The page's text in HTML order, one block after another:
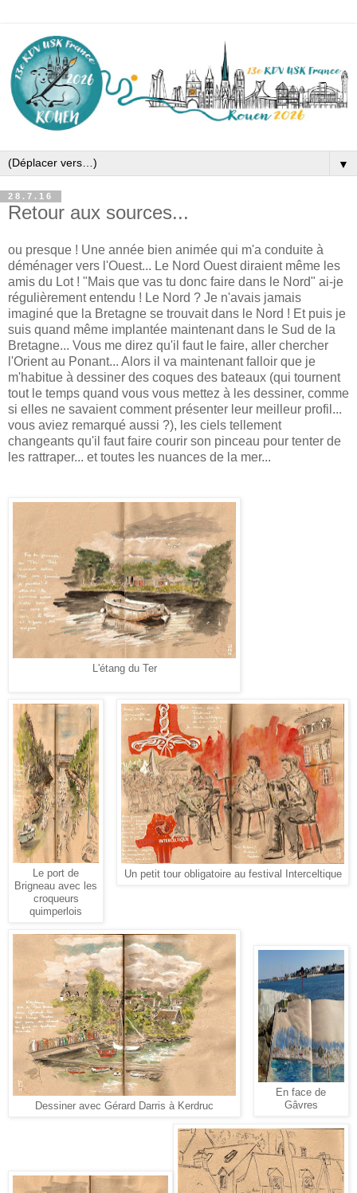
▼
28.7.16
Retour aux sources...
ou presque ! Une année bien animée qui m'a conduite à
déménager vers l'Ouest... Le Nord Ouest diraient même les
amis du Lot ! "Mais que vas tu donc faire dans le Nord" ai-je
régulièrement entendu ! Le Nord ? Je n'avais jamais
imaginé que la Bretagne se trouvait dans le Nord ! Et puis je
suis quand même implantée maintenant dans le Sud de la
Bretagne... Vous me direz qu'il faut le faire, aller chercher
l'Orient au Ponant... Alors il va maintenant falloir que je
m'habitue à dessiner des coques des bateaux (qui tournent
tout le temps quand vous vous mettez à les dessiner, comme
si elles ne savaient comment présenter leur meilleur profil...
vous aviez remarqué aussi ?), les ciels tellement
changeants qu'il faut faire courir son pinceau pour tenter de
les rattraper... et toutes les nuances de la mer...
L'étang du Ter
Un petit tour obligatoire au festival Interceltique
Le port de
Brigneau avec les
croqueurs
quimperlois
Dessiner avec Gérard Darris à Kerdruc
En face de
Gâvres